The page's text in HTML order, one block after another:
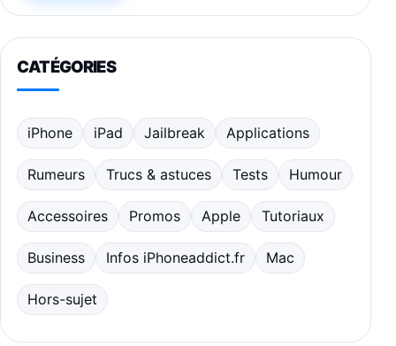
CATÉGORIES
iPhone iPad Jailbreak Applications
Rumeurs Trucs & astuces Tests Humour
Accessoires Promos Apple Tutoriaux
Business Infos iPhoneaddict.fr Mac
Hors-sujet